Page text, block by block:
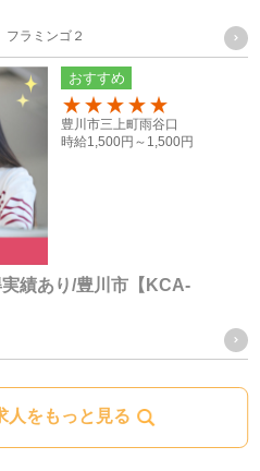
をもとに、個人を特定できな
成することがあります。個人
いては、当社は何ら制限なく
ます。
扱いに関するご質問やご苦情
ください。
川市宿町寺前66-1
人をもっと見る
ラミンゴ２
績あり/豊川市【KCA-
おすすめ
100
豊川市三上町雨谷口
時給1,500円～ 1,500円